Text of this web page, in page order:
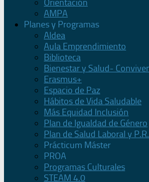
Orientación
AMPA
Planes y Programas
Aldea
Aula Emprendimiento
Biblioteca
Bienestar y Salud-
Erasmus+
Espacio de Paz
Hábitos de Vida Saludable
Más Equidad Inclusión
Plan de Igualdad de Género
Plan de Salud Laboral y
Prácticum Máster
PROA
Programas Culturales
STEAM 4.0